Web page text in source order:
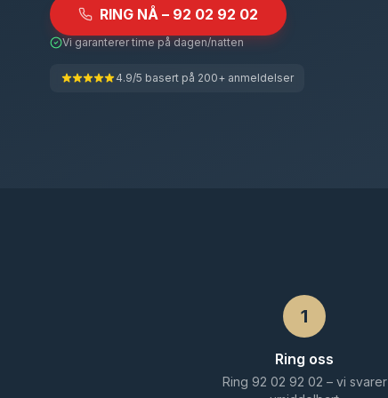
RING NÅ – 92 02 92 02
Vi garanterer time på dagen/natten
4.9/5 basert på 200+ anmeldelser
1
Ring oss
Ring 92 02 92 02 – vi svarer